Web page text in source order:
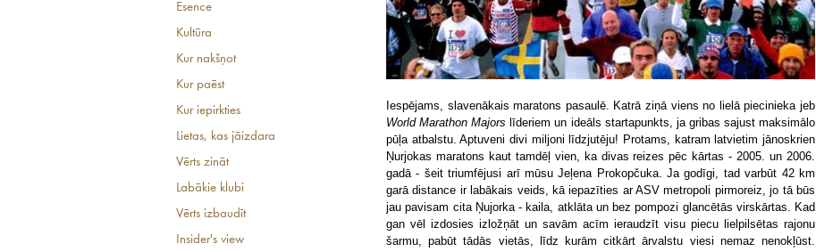
Esence
Kultūra
Kur nakšņot
Kur paēst
Kur iepirkties
Lietas, kas jāizdara
Vērts zināt
Labākie klubi
Vērts izbaudīt
Insider's view
Iespējams, slavenākais maratons pasaulē. Katrā ziņā viens no lielā piecinieka jeb
World Marathon Majors līderiem un ideāls startapunkts, ja gribas sajust maksimālo
pūļa atbalstu. Aptuveni divi miljoni līdzjutēju! Protams, katram latvietim jānoskrien
Ņurjokas maratons kaut tamdēļ vien, ka divas reizes pēc kārtas - 2005. un 2006.
gadā - šeit triumfējusi arī mūsu Jeļena Prokopčuka. Ja godīgi, tad varbūt 42 km
garā distance ir labākais veids, kā iepazīties ar ASV metropoli pirmoreiz, jo tā būs
jau pavisam cita Ņujorka - kaila, atklāta un bez pompozi glancētās virskārtas. Kad
gan vēl izdosies izložņāt un savām acīm ieraudzīt visu piecu lielpilsētas rajonu
šarmu, pabūt tādās vietās, līdz kurām citkārt ārvalstu viesi nemaz nenokļūst.